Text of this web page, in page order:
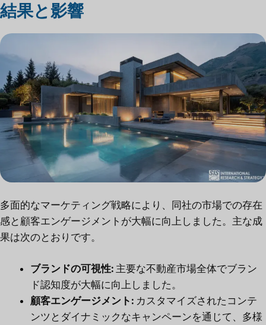
結果と影響
多面的なマーケティング戦略により、同社の市場での存在
感と顧客エンゲージメントが大幅に向上しました。主な成
果は次のとおりです。
ブランドの可視性: 主要な不動産市場全体でブラン
ド認知度が大幅に向上しました。
顧客エンゲージメント: カスタマイズされたコンテ
ンツとダイナミックなキャンペーンを通じて、多様